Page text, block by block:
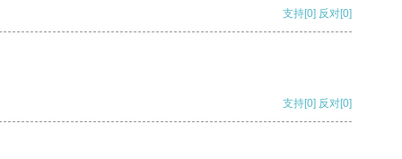
支持[0] 反对[0]
支持[0] 反对[0]